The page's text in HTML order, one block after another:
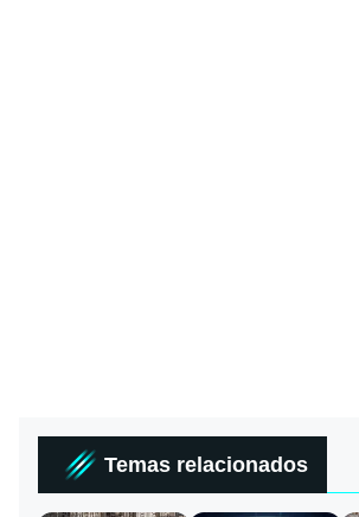
Temas relacionados